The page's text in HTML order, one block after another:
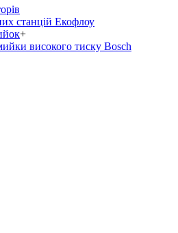
станцій Екофлоу
+
високого тиску Bosch